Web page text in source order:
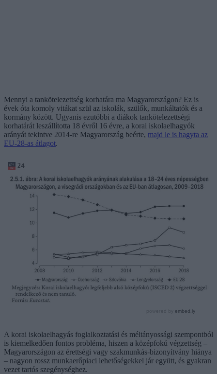
Mennyi a tankötelezettség korhatára ma Magyarországon? Ez is
évek óta komoly vitákat szül az iskolák, szülők, munkáltatók és a
kormány között. Ugyanis ezutóbbi a diákok tankötelezettségi
korhatárát leszállította 18 évről 16 évre, a korai iskolaelhagyók
arányát tekintve 2014-re Magyarország beérte, majd le is hagyta az
EU-28-as átlagot.
A korai iskolaelhagyás foglalkoztatási és méltányossági szempontból
is kiemelkedően fontos probléma, hiszen a középfokú végzettség –
Magyarországon az érettségi vagy szakmunkás-bizonyítvány hiánya
– nagyon rossz munkaerőpiaci lehetőségekkel jár együtt, és gyakran
vezet tartós szegénységhez.